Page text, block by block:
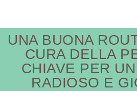
UNA BUONA
CURA DELLA
CHIAVE PER
RADIOSO E